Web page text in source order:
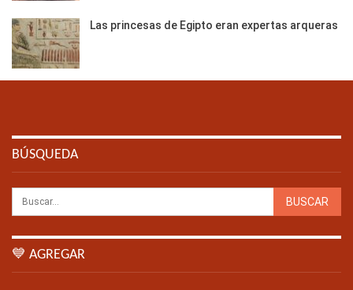
Las princesas de Egipto eran expertas arqueras
BÚSQUEDA
💙 AGREGAR